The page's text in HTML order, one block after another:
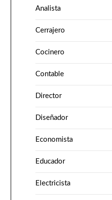
Analista
Cerrajero
Cocinero
Contable
Director
Diseñador
Economista
Educador
Electricista